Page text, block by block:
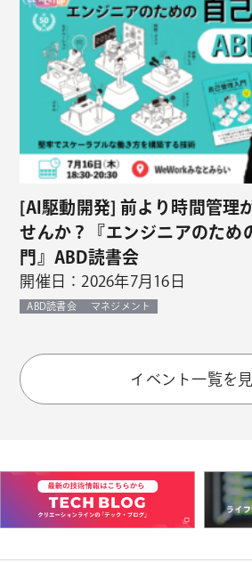
[AI駆動開発] 前より時間管理
せんか？『エンジニアのため
門』ABD読書会
開催日：2026年7月16日
ABD読書会 マネジメント
イベント一覧を